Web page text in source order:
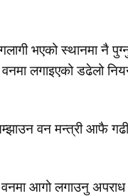
भएको स्थानमा नै
लगाइएको डढेलो
वन मन्त्री आफै
आगो लगाउनु